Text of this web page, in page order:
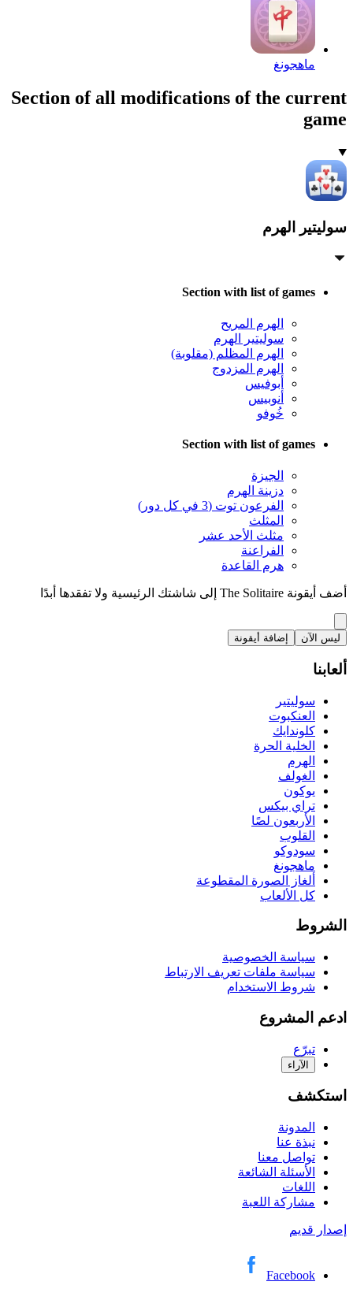
ماهجونغ
Section of all modifications of the current
game
سوليتير الهرم
Section with list of games
الهرم المريح
سوليتير الهرم
الهرم المظلم (مقلوبة)
الهرم المزدوج
أبوفيس
أنوبيس
خُوفو
Section with list of games
الجيزة
دزينة الهرم
الفرعون توت (3 في كل دور)
المثلث
مثلث الأحد عشر
الفراعنة
هرم القاعدة
أضف أيقونة The Solitaire إلى شاشتك الرئيسية ولا تفقدها أبدًا
ليس الآن إضافة أيقونة
ألعابنا
سوليتير
العنكبوت
كلوندايك
الخلية الحرة
الهرم
الغولف
يوكون
تراي بيكس
الأربعون لصًا
القلوب
سودوكو
ماهجونغ
ألغاز الصورة المقطوعة
كل الألعاب
الشروط
سياسة الخصوصية
سياسة ملفات تعريف الارتباط
شروط الاستخدام
ادعم المشروع
تبرّع
الآراء
استكشف
المدونة
نبذة عنا
تواصل معنا
الأسئلة الشائعة
اللغات
مشاركة اللعبة
إصدار قديم
Facebook